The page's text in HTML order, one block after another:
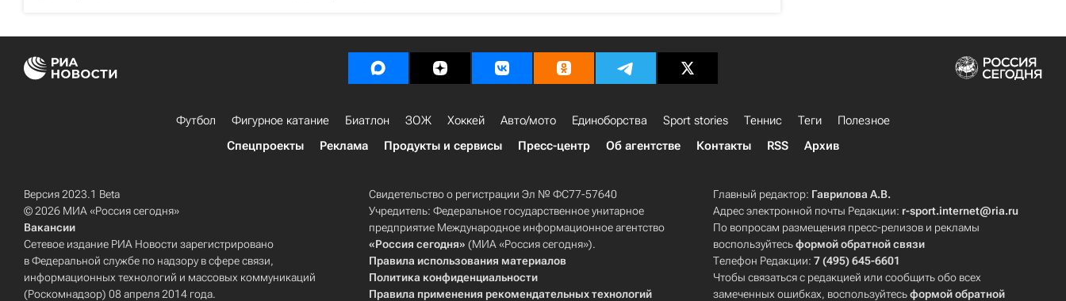
Футбол Фигурное катание Биатлон ЗОЖ Хоккей Авто/мото Единоборства Sport stories Теннис Теги
Полезное
Спецпроекты
Реклама Продукты и сервисы Пресс-центр Об агентстве Контакты RSS Архив
Версия 2023.1 Beta
© 2026 МИА «Россия сегодня»
Вакансии
Сетевое издание РИА Новости зарегистрировано
в Федеральной службе по надзору в сфере связи,
информационных технологий и массовых коммуникаций
(Роскомнадзор) 08 апреля 2014 года.
Свидетельство о регистрации Эл № ФС77-57640
Учредитель: Федеральное государственное унитарное
предприятие Международное информационное агентство
«Россия сегодня» (МИА «Россия сегодня»).
Правила использования материалов
Политика конфиденциальности
Правила применения рекомендательных технологий
Главный редактор: Гаврилова А.В.
Адрес электронной почты Редакции: r-sport.internet@ria.ru
По вопросам размещения пресс-релизов и рекламы
воспользуйтесьформой обратной связи
Телефон Редакции:7 (495) 645-6601
Чтобы связаться с редакцией или сообщить обо всех
замеченных ошибках, воспользуйтесьформой обратной